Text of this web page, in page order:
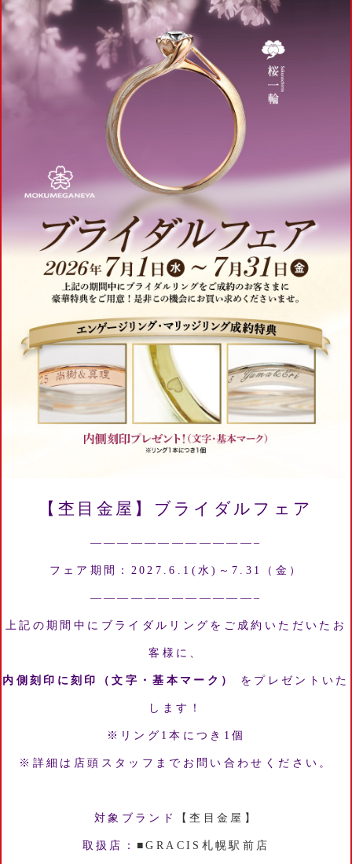
【杢目金屋】ブライダルフェア
————————————–
フェア期間：2027.6.1(水)～7.31（金）
————————————–
上記の期間中にブライダルリングをご成約いただいたお
客様に、
内側刻印に刻印（文字・基本マーク） をプレゼントいた
します！
※リング1本につき1個
※詳細は店頭スタッフまでお問い合わせください。
対象ブランド 【杢目金屋】
取扱店：■GRACIS札幌駅前店